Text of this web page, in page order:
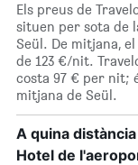
Els preus de
situen per sota de
Seül. De mitjana,
de 123 €/nit.
costa 97 € per nit;
mitjana de Seül.
A quina
Hotel de